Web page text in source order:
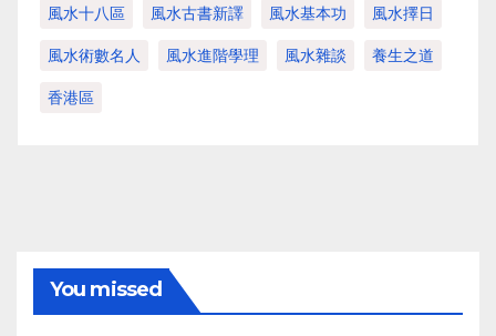
風水十八區 風水古書新譯 風水基本功 風水擇日
風水術數名人 風水進階學理 風水雜談 養生之道
香港區
You missed